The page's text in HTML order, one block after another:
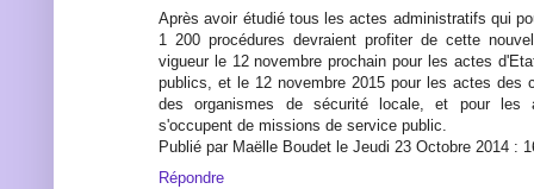
Après avoir étudié tous les actes administratifs qui
1 200 procédures devraient profiter de cette
vigueur le 12 novembre prochain pour les actes
publics, et le 12 novembre 2015 pour les actes des
des organismes de sécurité locale, et pour les
s'occupent de missions de service public.
Publié par Maëlle Boudet le Jeudi 23 Octobre 2014 :
Répondre